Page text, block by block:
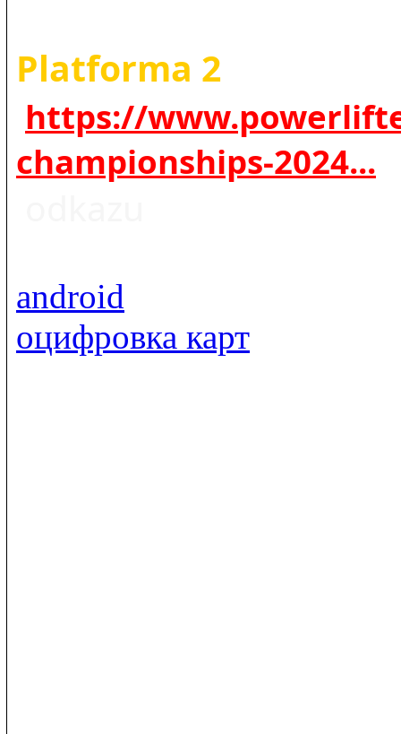
Platforma 2
https://
championships-2024...
android
оцифровка карт